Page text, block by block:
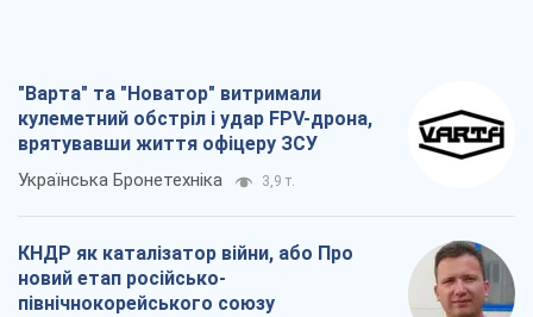
"Варта" та "Новатор" витримали
кулеметний обстріл і удар FPV-дрона,
врятувавши життя офіцеру ЗСУ
Українська Бронетехніка 3,9 т.
КНДР як каталізатор війни, або Про
новий етап російсько-
північнокорейського союзу